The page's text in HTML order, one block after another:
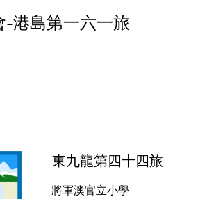
-港島第一六一旅
東九龍第四十四旅
將軍澳官立小學